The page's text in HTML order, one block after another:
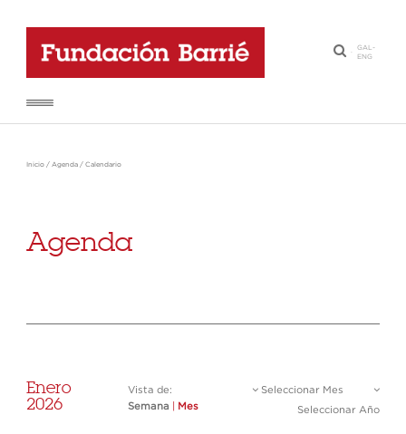
·
GAL-
ENG
Inicio / Agenda / Calendario
Agenda
Enero
2026
Vista de:
Semana
Mes
Seleccionar Mes
Seleccionar Año